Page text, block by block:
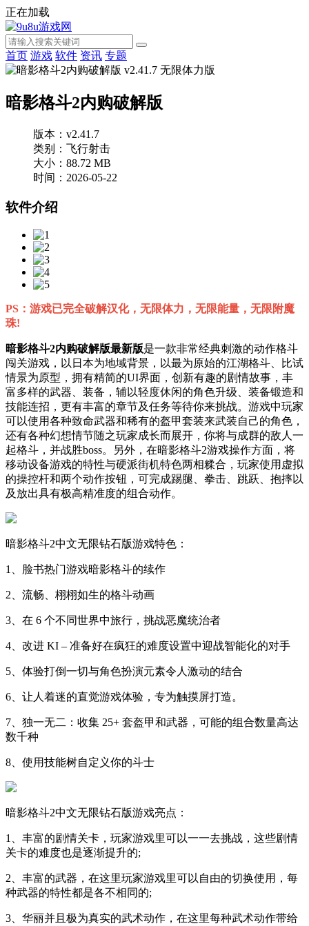
正在加载
首页 游戏 软件 资讯 专题
暗影格斗2内购破解版
版本：v2.41.7
类别：飞行射击
大小：88.72 MB
时间：2026-05-22
软件介绍
PS：游戏已完全破解汉化，无限体力，无限能量，无限附魔
珠!
暗影格斗2内购破解版最新版是一款非常经典刺激的动作格斗
闯关游戏，以日本为地域背景，以最为原始的江湖格斗、比试
情景为原型，拥有精简的UI界面，创新有趣的剧情故事，丰
富多样的武器、装备，辅以轻度休闲的角色升级、装备锻造和
技能连招，更有丰富的章节及任务等待你来挑战。游戏中玩家
可以使用各种致命武器和稀有的盔甲套装来武装自己的角色，
还有各种幻想情节随之玩家成长而展开，你将与成群的敌人一
起格斗，并战胜boss。另外，在暗影格斗2游戏操作方面，将
移动设备游戏的特性与硬派街机特色两相糅合，玩家使用虚拟
的操控杆和两个动作按钮，可完成踢腿、拳击、跳跃、抱摔以
及放出具有极高精准度的组合动作。
暗影格斗2中文无限钻石版游戏特色：
1、脸书热门游戏暗影格斗的续作
2、流畅、栩栩如生的格斗动画
3、在 6 个不同世界中旅行，挑战恶魔统治者
4、改进 KI – 准备好在疯狂的难度设置中迎战智能化的对手
5、体验打倒一切与角色扮演元素令人激动的结合
6、让人着迷的直觉游戏体验，专为触摸屏打造。
7、独一无二：收集 25+ 套盔甲和武器，可能的组合数量高达
数千种
8、使用技能树自定义你的斗士
暗影格斗2中文无限钻石版游戏亮点：
1、丰富的剧情关卡，玩家游戏里可以一一去挑战，这些剧情
关卡的难度也是逐渐提升的;
2、丰富的武器，在这里玩家游戏里可以自由的切换使用，每
种武器的特性都是各不相同的;
3、华丽并且极为真实的武术动作，在这里每种武术动作带给